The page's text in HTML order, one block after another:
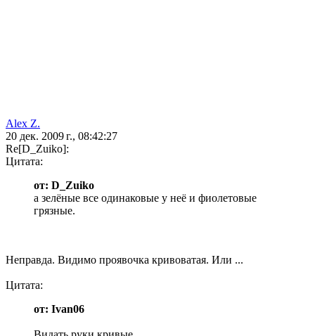
Alex Z.
20 дек. 2009 г., 08:42:27
Re[D_Zuiko]:
Цитата:
от: D_Zuiko
а зелёные все одинаковые у неё и фиолетовые
грязные.
Неправда. Видимо проявочка кривоватая. Или ...
Цитата:
от: Ivan06